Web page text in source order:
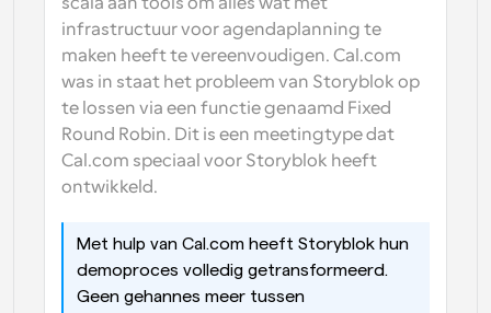
infrastructuur voor agendaplanning te
maken heeft te vereenvoudigen. Cal.com
was in staat het probleem van Storyblok op
te lossen via een functie genaamd Fixed
Round Robin. Dit is een meetingtype dat
Cal.com speciaal voor Storyblok heeft
ontwikkeld.
Met hulp van Cal.com heeft Storyblok hun
demoproces volledig getransformeerd.
Geen gehannes meer tussen